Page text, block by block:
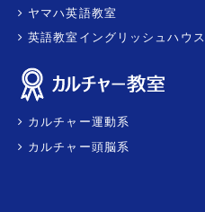
ヤマハ英語教室
英語教室イングリッシュハウス
カルチャー運動系
カルチャー頭脳系